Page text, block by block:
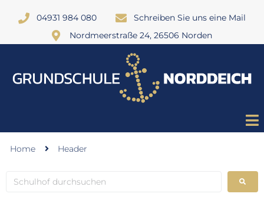
04931 984 080
Schreiben Sie uns eine Mail
Nordmeerstraße 24, 26506 Norden
Home Header